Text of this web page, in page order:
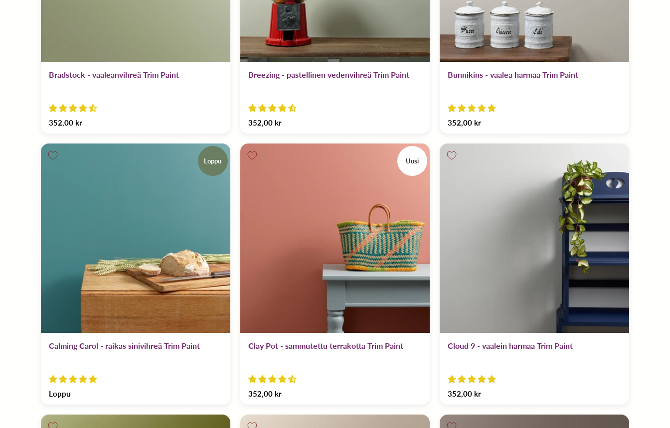
Bradstock - vaaleanvihreä Trim Paint
352,00 kr
Breezing - pastellinen vedenvihreä Trim Paint
352,00 kr
Bunnikins - vaalea harmaa Trim Paint
352,00 kr
Loppu
Calming Carol - raikas sinivihreä Trim Paint
Loppu
Uusi
Clay Pot - sammutettu terrakotta Trim Paint
352,00 kr
Cloud 9 - vaalein harmaa Trim Paint
352,00 kr